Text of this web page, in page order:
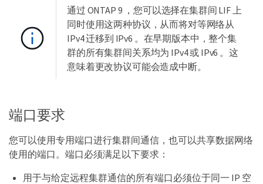
通过 ONTAP 9 ，您可以选择在集群间 LIF 上
同时使用这两种协议，从而将对等网络从
IPv4 迁移到 IPv6 。在早期版本中，整个集
群的所有集群间关系均为 IPv4 或 IPv6 。这
意味着更改协议可能会造成中断。
端口要求
您可以使用专用端口进行集群间通信，也可以共享数据网络
使用的端口。端口必须满足以下要求：
用于与给定远程集群通信的所有端口必须位于同一 IP 空